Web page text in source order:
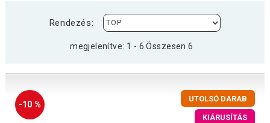
Rendezés:
megjelenítve: 1 - 6 Összesen 6
-10 %
UTOLSÓ DARAB
KIÁRUSÍTÁS